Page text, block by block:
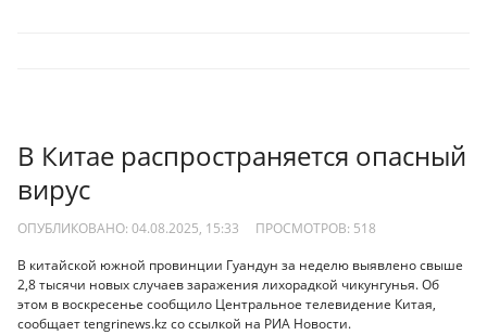
В Китае распространяется опасный
вирус
ОПУБЛИКОВАНО: 04.08.2025, 15:33 ПРОСМОТРОВ: 518
В китайской южной провинции Гуандун за неделю выявлено свыше
2,8 тысячи новых случаев заражения лихорадкой чикунгунья. Об
этом в воскресенье сообщило Центральное телевидение Китая,
сообщает tengrinews.kz со ссылкой на РИА Новости.